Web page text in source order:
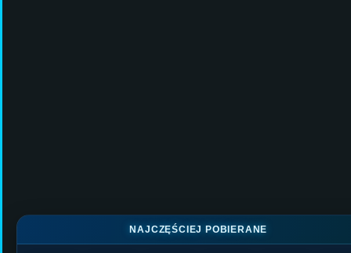
NAJCZĘŚCIEJ POBIERANE